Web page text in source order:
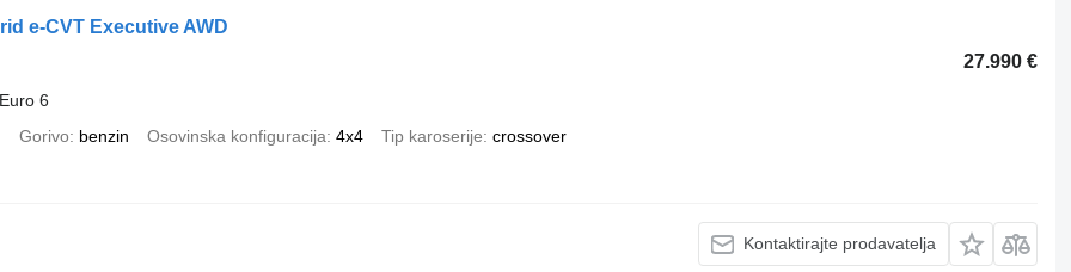
e-CVT Executive AWD
27.990 €
Euro 6
Gorivo benzin Osovinska konfiguracija 4x4 Tip karoserije crossover
Kontaktirajte prodavatelja